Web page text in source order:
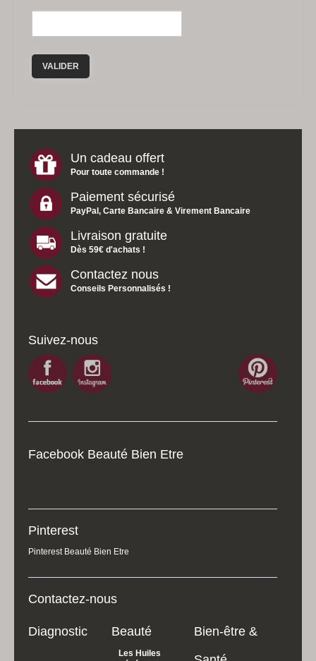
VALIDER
Un cadeau offert
Pour toute commande !
Paiement sécurisé
PayPal, Carte Bancaire & Virement Bancaire
Livraison gratuite
Dès 59€ d'achats !
Contactez nous
Conseils Personnalisés !
Suivez-nous
Facebook Beauté Bien Etre
Pinterest
Pinterest Beauté Bien Etre
Contactez-nous
Diagnostic Beauté
Les Huiles
Bien-être &